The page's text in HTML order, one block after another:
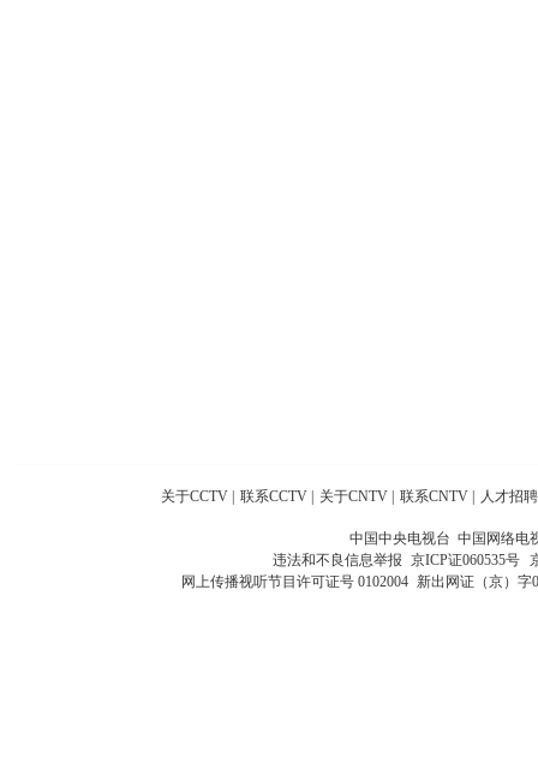
关于CCTV 联系CCTV 关于CNTV 联系CNTV 人才招聘
中国中央电视台 中国网络电
违法和不良信息举报 京ICP证060535号
网上传播视听节目许可证号 0102004 新出网证（京）